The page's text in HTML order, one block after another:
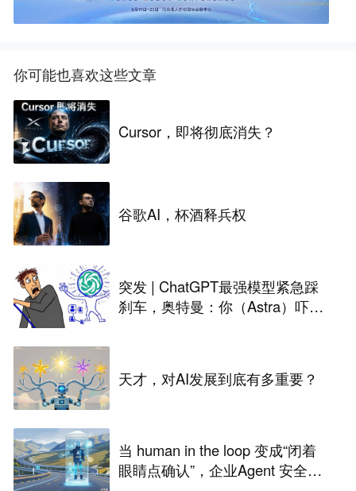
你可能也喜欢这些文章
Cursor，即将彻底消失？
谷歌AI，杯酒释兵权
突发 | ChatGPT最强模型紧急踩
刹车，奥特曼：你（Astra）吓到
天才，对AI发展到底有多重要？
当 human in the loop 变成“闭着
眼睛点确认”，企业Agent 安全还